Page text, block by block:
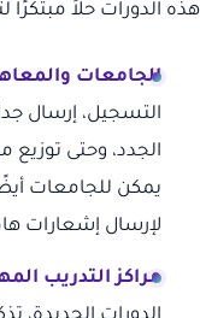
هذه الدورات حلاً مبتكرًا
الجامعات
التسجيل، إرسال
الجدد، وحتى توزيع
يمكن للجامعات
لإرسال إشعارات
مراكز التدريب